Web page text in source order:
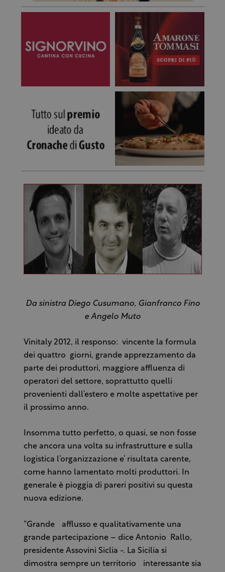
Da sinistra Diego Cusumano, Gianfranco Fino
e Angelo Muto
Vinitaly 2012, il responso: vincente la formula
dei quattro giorni, grande apprezzamento da
parte dei produttori, maggiore affluenza di
operatori del settore, soprattutto quelli
provenienti dall’estero e molte aspettative per
il prossimo anno.
Insomma tutto perfetto, o quasi, se non fosse
che ancora una volta su infrastrutture e sulla
logistica l’organizzazione e’ risultata carente,
come hanno lamentato molti produttori. In
generale è pioggia di pareri positivi su questa
nuova edizione.
“Grande afflusso e qualitativamente una
grande partecipazione – dice Antonio Rallo,
presidente Assovini Siclia -. La Sicilia si
dimostra sempre un territorio interessante sia